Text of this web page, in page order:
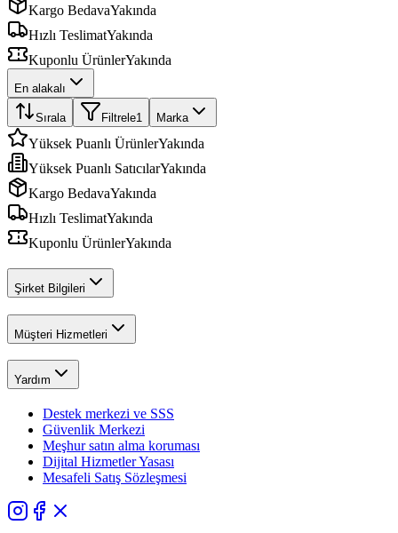
Kargo BedavaYakında
Hızlı TeslimatYakında
Kuponlu ÜrünlerYakında
En alakalı
Sırala Filtrele1 Marka
Yüksek Puanlı ÜrünlerYakında
Yüksek Puanlı SatıcılarYakında
Kargo BedavaYakında
Hızlı TeslimatYakında
Kuponlu ÜrünlerYakında
Şirket Bilgileri
Müşteri Hizmetleri
Yardım
Destek merkezi ve SSS
Güvenlik Merkezi
Meşhur satın alma koruması
Dijital Hizmetler Yasası
Mesafeli Satış Sözleşmesi